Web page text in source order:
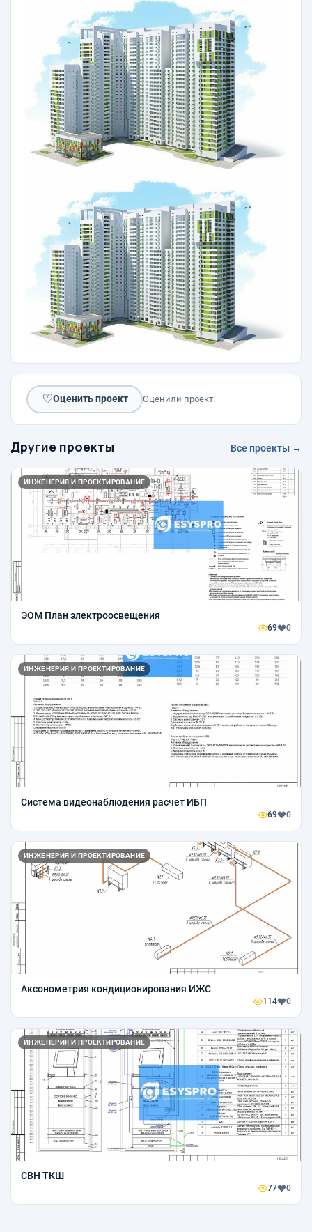
♡Оценить проект Оценили проект:
Другие проекты Все проекты →
ИНЖЕНЕРИЯ И ПРОЕКТИРОВАНИЕ
ЭОМ План электроосвещения
69 0
ИНЖЕНЕРИЯ И ПРОЕКТИРОВАНИЕ
Система видеонаблюдения расчет ИБП
69 0
ИНЖЕНЕРИЯ И ПРОЕКТИРОВАНИЕ
Аксонометрия кондиционирования ИЖС
114 0
ИНЖЕНЕРИЯ И ПРОЕКТИРОВАНИЕ
СВН ТКШ
77 0